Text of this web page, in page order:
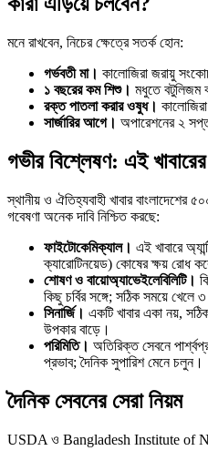
মনে রাখবেন, নিচের ক্ষেত্রে সতর্ক হোন:
গর্ভবতী মা। কালোজিরা জরায়ু
১ বছরের কম শিশু। মধুতে বটুলিজম
রক্ত পাতলা করার ওষুধ।
সার্জারির আগে। অপারেশনের ২
গভীর বিশ্লেষণ: এই
স্থানীয় ও ঐতিহ্যবাহী খাবার বাংলাদেশের
গবেষণা অনেক দাবি নিশ্চিত করছে:
ফাইটোকেমিক্যাল। এই খাবারে
ক্যারোটিনয়েড) কোষের ক্ষয় রোধ
শোষণ ও বায়োঅ্যাভেইলেবিলিটি।
কিছু চর্বির সঙ্গে; সঠিক সময়ে খেলে
সিনার্জি। একটি খাবার একা নয়,
উপকার বাড়ে।
পরিমিতি। অতিরিক্ত সেবনে
প্রভাব; দৈনিক সুপারিশ মেনে চলুন।
দৈনিক সেবনের সেরা নিয়ম
USDA ও Bangladesh Institute of